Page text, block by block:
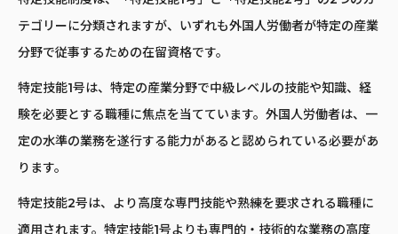
テゴリーに分類されますが、いずれも外国人労働者が特定の産業
分野で従事するための在留資格です。
特定技能1号は、特定の産業分野で中級レベルの技能や知識、経
験を必要とする職種に焦点を当てています。外国人労働者は、一
定の水準の業務を遂行する能力があると認められている必要があ
ります。
特定技能2号は、より高度な専門技能や熟練を要求される職種に
適用されます。特定技能1号よりも専門的・技術的な業務の高度